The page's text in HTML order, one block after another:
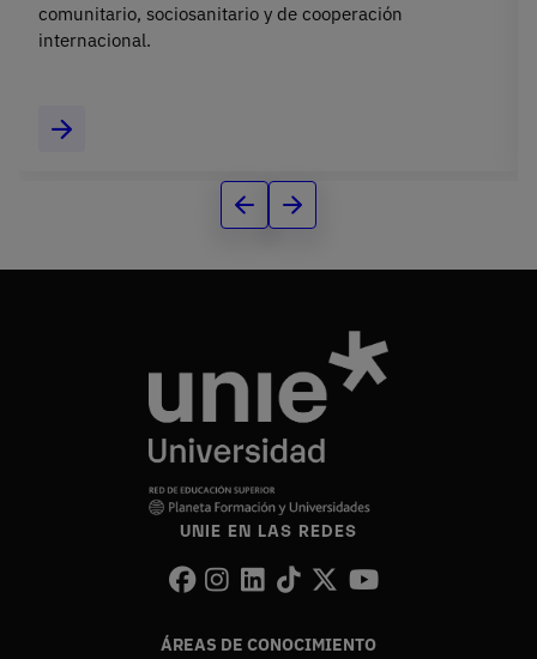
comunitario, sociosanitario y de cooperación
internacional.
UNIE EN LAS REDES
ÁREAS DE CONOCIMIENTO